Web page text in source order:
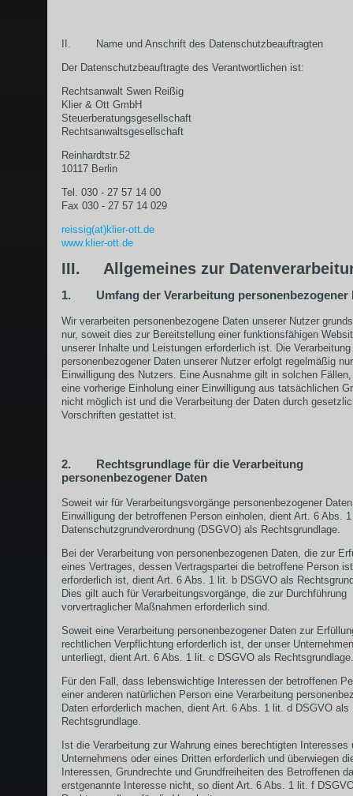
II. Name und Anschrift des Datenschutzbeauftragten
Der Datenschutzbeauftragte des Verantwortlichen ist:
Rechtsanwalt Swen Reißig
Klier & Ott GmbH
Steuerberatungsgesellschaft
Rechtsanwaltsgesellschaft
Reinhardtstr.52
10117 Berlin
Tel. 030 - 27 57 14 00
Fax 030 - 27 57 14 029
reissig(at)klier-ott.de
www.klier-ott.de
III. Allgemeines zur
1. Umfang der Verarbeitung personenbezogener
Wir verarbeiten personenbezogene Daten unserer Nutzer
nur, soweit dies zur Bereitstellung einer funktionsfähigen
unserer Inhalte und Leistungen erforderlich ist. Die Verarbeitung
personenbezogener Daten unserer Nutzer erfolgt regelmäßig
Einwilligung des Nutzers. Eine Ausnahme gilt in solchen
eine vorherige Einholung einer Einwilligung aus tatsächlichen
nicht möglich ist und die Verarbeitung der Daten durch
Vorschriften gestattet ist.
2. Rechtsgrundlage für die Verarbeitung
personenbezogener Daten
Soweit wir für Verarbeitungsvorgänge personenbezogener
Einwilligung der betroffenen Person einholen, dient Art. 6 Abs.
Datenschutzgrundverordnung (DSGVO) als Rechtsgrundlage.
Bei der Verarbeitung von personenbezogenen Daten, die zur
eines Vertrages, dessen Vertragspartei die betroffene Person
erforderlich ist, dient Art. 6 Abs. 1 lit. b DSGVO als
Dies gilt auch für Verarbeitungsvorgänge, die zur Durchführung
vorvertraglicher Maßnahmen erforderlich sind.
Soweit eine Verarbeitung personenbezogener Daten zur
rechtlichen Verpflichtung erforderlich ist, der unser Unternehmen
unterliegt, dient Art. 6 Abs. 1 lit. c DSGVO als Rechtsgrundlage.
Für den Fall, dass lebenswichtige Interessen der betroffenen
einer anderen natürlichen Person eine Verarbeitung
Daten erforderlich machen, dient Art. 6 Abs. 1 lit. d DSGVO als
Rechtsgrundlage.
Ist die Verarbeitung zur Wahrung eines berechtigten Interesses
Unternehmens oder eines Dritten erforderlich und überwiegen
Interessen, Grundrechte und Grundfreiheiten des Betroffenen
erstgenannte Interesse nicht, so dient Art. 6 Abs. 1 lit. f